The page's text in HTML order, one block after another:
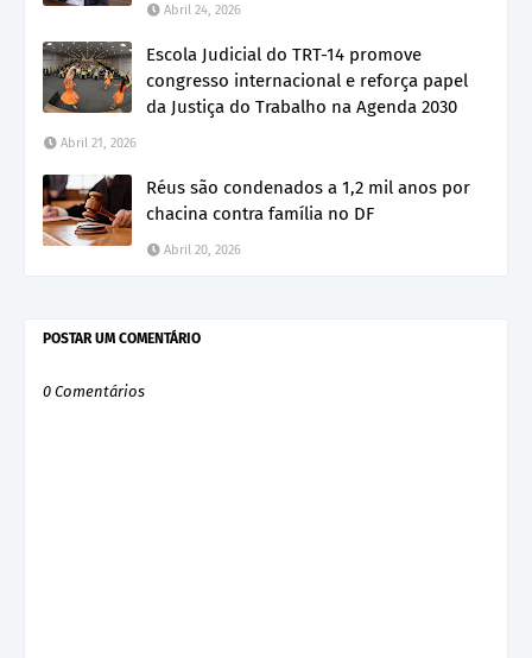
Abril 24, 2026
Escola Judicial do TRT-14 promove
congresso internacional e reforça papel
da Justiça do Trabalho na Agenda 2030
Abril 21, 2026
Réus são condenados a 1,2 mil anos por
chacina contra família no DF
Abril 20, 2026
POSTAR UM COMENTÁRIO
0 Comentários